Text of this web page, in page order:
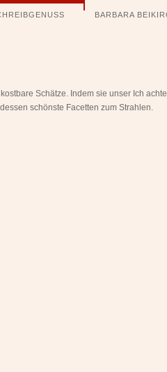
BARBARA
Schätze. Indem sie unser Ich
schönste Facetten zum Strahlen.